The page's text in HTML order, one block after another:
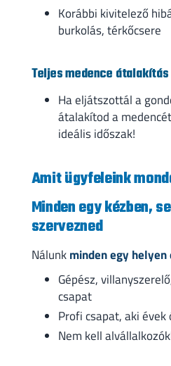
Korábbi kivitelező
burkolás, térkőcsere
Teljes medence átalakítás
Ha eljátszottál a
átalakítod a
ideális időszak!
Amit ügyfeleink
Minden egy kézben,
szervezned
Nálunkminden egy
Gépész,
csapat
Profi csapat, aki
Nem kell